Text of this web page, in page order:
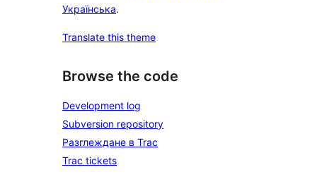
Українська.
Translate this theme
Browse the code
Development log
Subversion repository
Разглеждане в Trac
Trac tickets